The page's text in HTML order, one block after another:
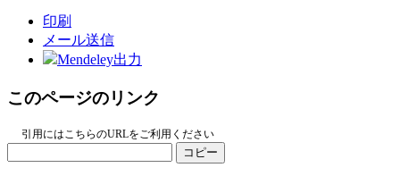
印刷
メール送信
Mendeley出力
このページのリンク
引用にはこちらのURLをご利用ください
コピー